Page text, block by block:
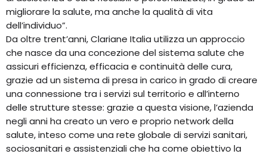
migliorare la salute, ma anche la qualità di vita
dell’individuo”.
Da oltre trent’anni, Clariane Italia utilizza un approccio
che nasce da una concezione del sistema salute che
assicuri efficienza, efficacia e continuità delle cura,
grazie ad un sistema di presa in carico in grado di creare
una connessione tra i servizi sul territorio e all’interno
delle strutture stesse: grazie a questa visione, l’azienda
negli anni ha creato un vero e proprio network della
salute, inteso come una rete globale di servizi sanitari,
sociosanitari e assistenziali che ha come obiettivo la